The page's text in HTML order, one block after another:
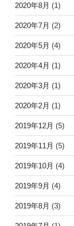
2020年8月 (1)
2020年7月 (2)
2020年5月 (4)
2020年4月 (1)
2020年3月 (1)
2020年2月 (1)
2019年12月 (5)
2019年11月 (5)
2019年10月 (4)
2019年9月 (4)
2019年8月 (3)